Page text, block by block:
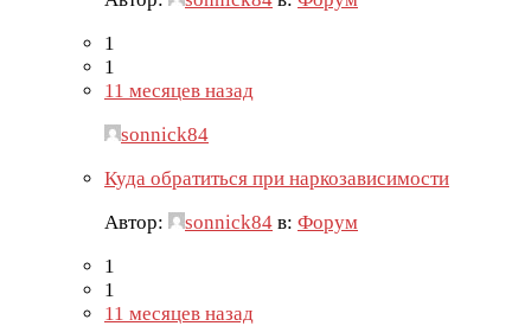
1
1
11 месяцев назад
sonnick84
Куда обратиться при наркозависимости
Автор:
sonnick84 в: Форум
1
1
11 месяцев назад